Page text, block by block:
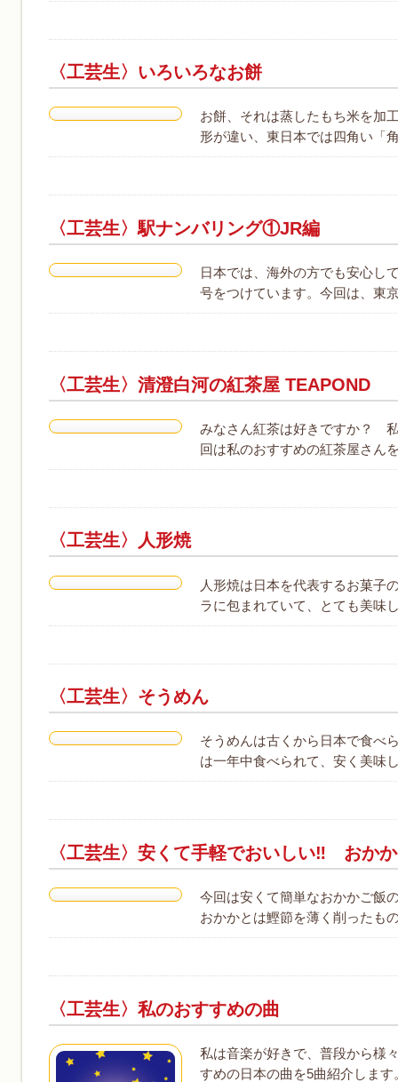
〈工芸生〉いろいろなお餅
お餅、それは蒸したもち米を加
形が違い、東日本では四角い「
〈工芸生〉駅ナンバリング①JR編
日本では、海外の方でも安心し
号をつけています。今回は、東
〈工芸生〉清澄白河の紅茶屋 TEAPOND
みなさん紅茶は好きですか？
回は私のおすすめの紅茶屋さん
〈工芸生〉人形焼
人形焼は日本を代表するお菓子
ラに包まれていて、とても美味
〈工芸生〉そうめん
そうめんは古くから日本で食べ
は一年中食べられて、安く美味
〈工芸生〉安くて手軽でおいしい‼︎ おか
今回は安くて簡単なおかかご飯
おかかとは鰹節を薄く削ったも
〈工芸生〉私のおすすめの曲
私は音楽が好きで、普段から様
すめの日本の曲を5曲紹介しま